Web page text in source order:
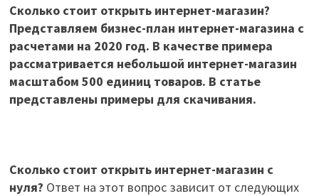
Сколько стоит открыть интернет-магазин?
Представляем бизнес-план интернет-магазина с
расчетами на 2020 год. В качестве примера
рассматривается небольшой интернет-магазин
масштабом 500 единиц товаров. В статье
представлены примеры для скачивания.
Сколько стоит открыть интернет-магазин с
нуля? Ответ на этот вопрос зависит от следующих